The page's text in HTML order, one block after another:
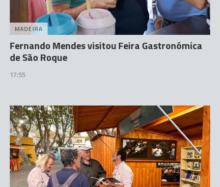
MADEIRA
Fernando Mendes visitou Feira Gastronómica
de São Roque
17:55